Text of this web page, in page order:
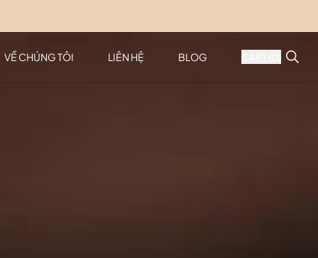
VỀ CHÚNG TÔI LIÊN HỆ BLOG